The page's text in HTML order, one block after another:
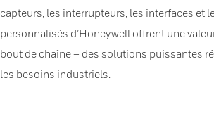
capteurs, les interrupteurs, les interfaces et
personnalisés d’Honeywell offrent une
bout de chaîne – des solutions puissantes
les besoins industriels.